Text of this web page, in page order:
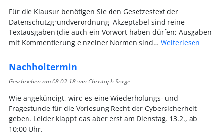
Für die Klausur benötigen Sie den Gesetzestext der
Datenschutzgrundverordnung. Akzeptabel sind reine
Textausgaben (die auch ein Vorwort haben dürfen; Ausgaben
mit Kommentierung einzelner Normen sind… Weiterlesen
Nachholtermin
Geschrieben am08.02.18von Christoph Sorge
Wie angekündigt, wird es eine Wiederholungs- und
Fragestunde für die Vorlesung Recht der Cybersicherheit
geben. Leider klappt das aber erst am Dienstag, 13.2., ab
10:00 Uhr.